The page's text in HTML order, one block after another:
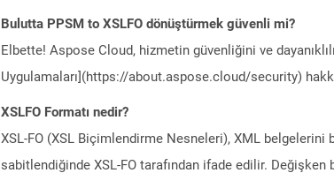
Bulutta PPSM to XSLFO dönüştürmek güvenli mi?
Elbette! Aspose Cloud, hizmetin güvenliğini ve
Uygulamaları](https://about.aspose.cloud/security)
XSLFO Formatı nedir?
XSL-FO (XSL Biçimlendirme Nesneleri), XML
sabitlendiğinde XSL-FO tarafından ifade edilir.